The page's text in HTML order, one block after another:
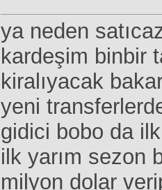
ya neden
kardeşim binbir
kiralıyacak
yeni
gidici bobo da
ilk yarım sezon
milyon dolar